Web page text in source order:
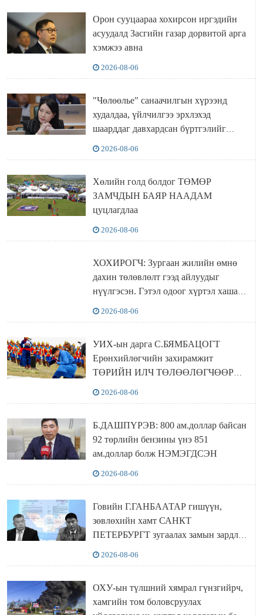
Орон сууцаараа хохирсон иргэдийн
асуудалд Засгийн газар дорвитой арга
хэмжээ авна
2026-08-06
"Чөлөөлье" санаачилгын хүрээнд
худалдаа, үйлчилгээ эрхлэхэд
шаарддаг давхардсан бүртгэлийг
2026-08-06
Хөлийн голд болдог ТӨМӨР
ЗАМЧДЫН БАЯР НААДАМ
цуцлагдлаа
2026-08-06
ХОХИРОГЧ: Зургаан жилийн өмнө
дахин төлөвлөлт гээд айлуудыг
нүүлгэсэн. Гэтэл одоог хүртэл хашаа
2026-08-06
УИХ-ын дарга С.БЯМБАЦОГТ
Ерөнхийлөгчийн захирамжит
ТӨРИЙН ИЛЧ ТӨЛӨӨЛӨГЧӨӨР
2026-08-06
Б.ДАШПҮРЭВ: 800 ам.доллар байсан
92 төрлийн бензины үнэ 851
ам.доллар болж НЭМЭГДСЭН
2026-08-06
Говийн Г.ГАНБААТАР гишүүн,
зөвлөхийн хамт САНКТ
ПЕТЕРБУРГТ зугаалах замын зардлаа
2026-08-06
ОХУ-ын түлшний хямрал гүнзгийрч,
хамгийн том боловсруулах